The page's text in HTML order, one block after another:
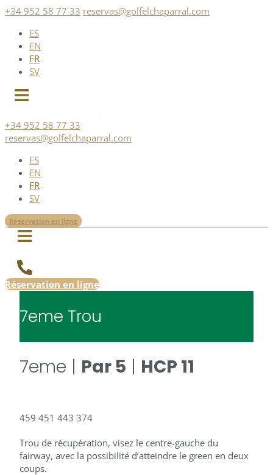
Skip
content
+34 952 58 77 33 reservas@golfelchaparral.com
ES
EN
FR
SV
+34 952 58 77 33
reservas@golfelchaparral.com
ES
EN
FR
SV
Réservation en ligne
Réservation en ligne
7eme Trou
7eme | Par 5 | HCP 11
459 451 443 374
Trou de récupération, visez le centre-gauche du
fairway, avec la possibilité d’atteindre le green en deux
coups.